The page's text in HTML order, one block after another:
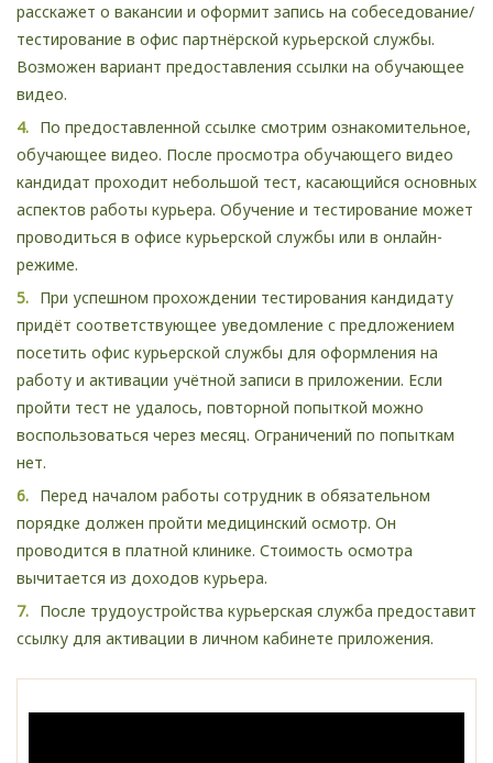
расскажет о вакансии и оформит запись на собеседование/
тестирование в офис партнёрской курьерской службы.
Возможен вариант предоставления ссылки на обучающее
видео.
По предоставленной ссылке смотрим ознакомительное,
обучающее видео. После просмотра обучающего видео
кандидат проходит небольшой тест, касающийся основных
аспектов работы курьера. Обучение и тестирование может
проводиться в офисе курьерской службы или в онлайн-
режиме.
При успешном прохождении тестирования кандидату
придёт соответствующее уведомление с предложением
посетить офис курьерской службы для оформления на
работу и активации учётной записи в приложении. Если
пройти тест не удалось, повторной попыткой можно
воспользоваться через месяц. Ограничений по попыткам
нет.
Перед началом работы сотрудник в обязательном
порядке должен пройти медицинский осмотр. Он
проводится в платной клинике. Стоимость осмотра
вычитается из доходов курьера.
После трудоустройства курьерская служба предоставит
ссылку для активации в личном кабинете приложения.